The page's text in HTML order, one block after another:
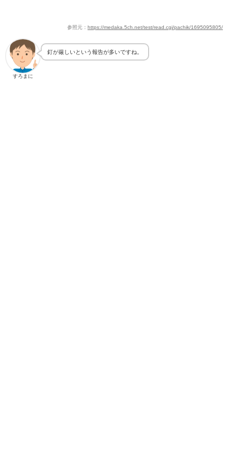
参照元： https://medaka.5ch.net/test/read.cgi/pachik/1695095805/
すろまに
釘が厳しいという報告が多いですね。